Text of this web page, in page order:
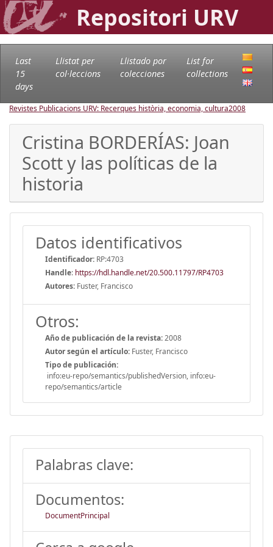
Repositori URV
Last
15
days
Llistat per
col·leccions
Llistado por
colecciones
List for
collections
Revistes Publicacions URV: Recerques història, economia, cultura2008
Cristina BORDERÍAS: Joan
Scott y las políticas de la
historia
Datos identificativos
Identificador: RP:4703
Handle: https://hdl.handle.net/20.500.11797/RP4703
Autores: Fuster, Francisco
Otros:
Año de publicación de la revista:2008
Autor según el artículo: Fuster, Francisco
Tipo de publicación:
info:eu-repo/semantics/publishedVersion, info:eu-
repo/semantics/article
Palabras clave:
Documentos:
DocumentPrincipal